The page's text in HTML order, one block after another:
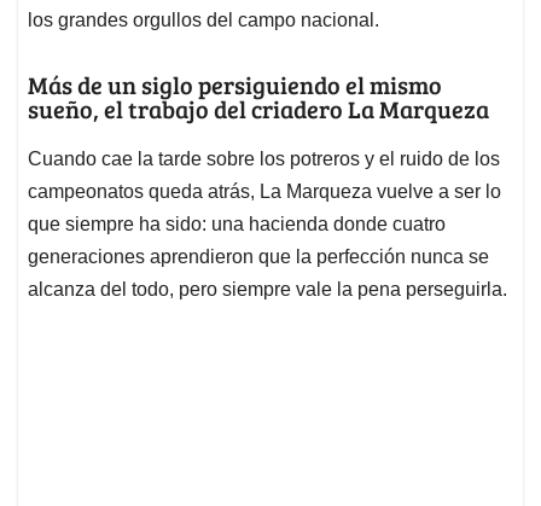
los grandes orgullos del campo nacional.
Más de un siglo persiguiendo el mismo
sueño, el trabajo del criadero La Marqueza
Cuando cae la tarde sobre los potreros y el ruido de los
campeonatos queda atrás, La Marqueza vuelve a ser lo
que siempre ha sido: una hacienda donde cuatro
generaciones aprendieron que la perfección nunca se
alcanza del todo, pero siempre vale la pena perseguirla.